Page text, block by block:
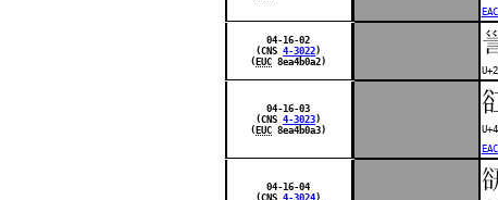
04-16-02
(CNS4-3022 )
( EUC 8ea4b0a2)
04-16-03
(CNS4-3023 )
( EUC 8ea4b0a3)
04-16-04
(CNS4-3024 )